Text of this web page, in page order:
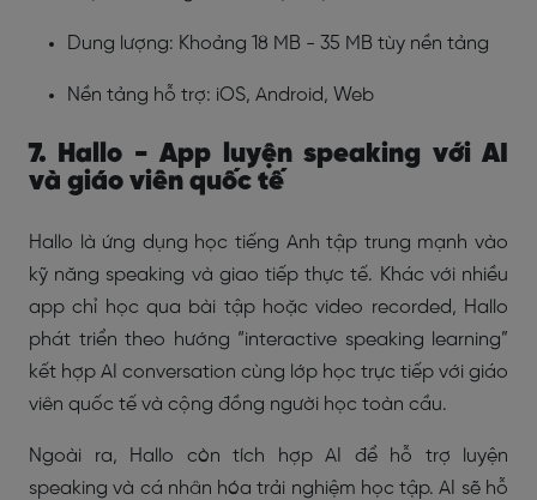
Dung lượng: Khoảng 18 MB - 35 MB tùy nền tảng
Nền tảng hỗ trợ: iOS, Android, Web
7. Hallo - App luyện speaking với AI
và giáo viên quốc tế
Hallo là ứng dụng học tiếng Anh tập trung mạnh vào
kỹ năng speaking và giao tiếp thực tế. Khác với nhiều
app chỉ học qua bài tập hoặc video recorded, Hallo
phát triển theo hướng “interactive speaking learning”
kết hợp AI conversation cùng lớp học trực tiếp với giáo
viên quốc tế và cộng đồng người học toàn cầu.
Ngoài ra, Hallo còn tích hợp AI để hỗ trợ luyện
speaking và cá nhân hóa trải nghiệm học tập. AI sẽ hỗ